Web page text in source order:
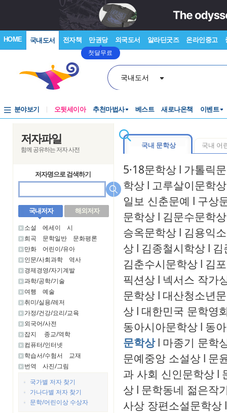
HOME 국내도서 전자책 만권당
첫달무료
외국도서 알라딘굿즈 온라인중고
국내도서
분야보기 오뒷세이아 추천마법사 베스트 새로나온책 이벤트
저자파일
함께 공유하는 저자 사전
저자명으로 검색하기
국내저자 해외저자
소설 에세이
시
희곡
문학일반
문화평론
만화
어린이/유아
인문/사회과학
역사
경제경영/자기계발
과학/공학/기술
여행
예술
취미/실용/레저
가정/건강/요리/교육
외국어/사전
잡지
종교/역학
컴퓨터/인터넷
학습서/수험서
교재
번역
사진/그림
국가별 저자 찾기
가나다별 저자 찾기
문학/어린이상 수상자
국내 문학상 국내 어
5·18문학상 l 가톨릭
학상 l 고루살이문학상
일보 신춘문예 l 구상
문학상 l 김문수문학상
승옥문학상 l 김용익
상 l 김종철시학상 l
김춘수시문학상 l 김
픽션상 l 넥서스 작가
문학상 l 대산청소년
상 l 대한민국 문학영
동아시아문학상 l 동
문학상 l 마종기 문학
문예중앙 소설상 l 문
과 사회 신인문학상 l
상 l 문학동네 젊은작
사상 장편소설문학상 l